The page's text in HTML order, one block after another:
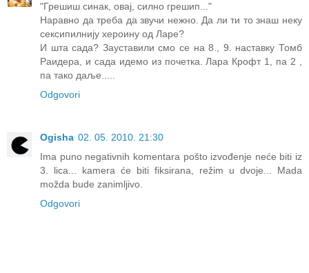
"Грешиш синак, овај, силно грешип..."
Наравно да треба да звучи нежно. Да ли ти то знаш неку
сексипилнију хероину од Ларе?
И шта сада? Зауставили смо се на 8., 9. наставку Томб
Раидера, и сада идемо из почетка. Лара Крофт 1, па 2 ,
па тако даље.....
Odgovori
Ogisha 02. 05. 2010. 21:30
Ima puno negativnih komentara pošto izvođenje neće biti iz
3. lica... kamera će biti fiksirana, režim u dvoje... Mada
možda bude zanimljivo.
Odgovori